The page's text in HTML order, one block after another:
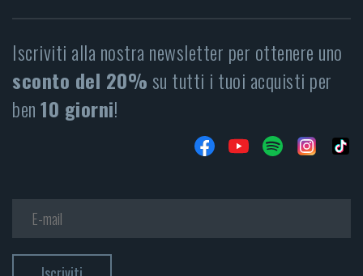
Iscriviti alla nostra newsletter per ottenere uno
sconto del 20%su tutti i tuoi acquisti per
ben10 giorni!